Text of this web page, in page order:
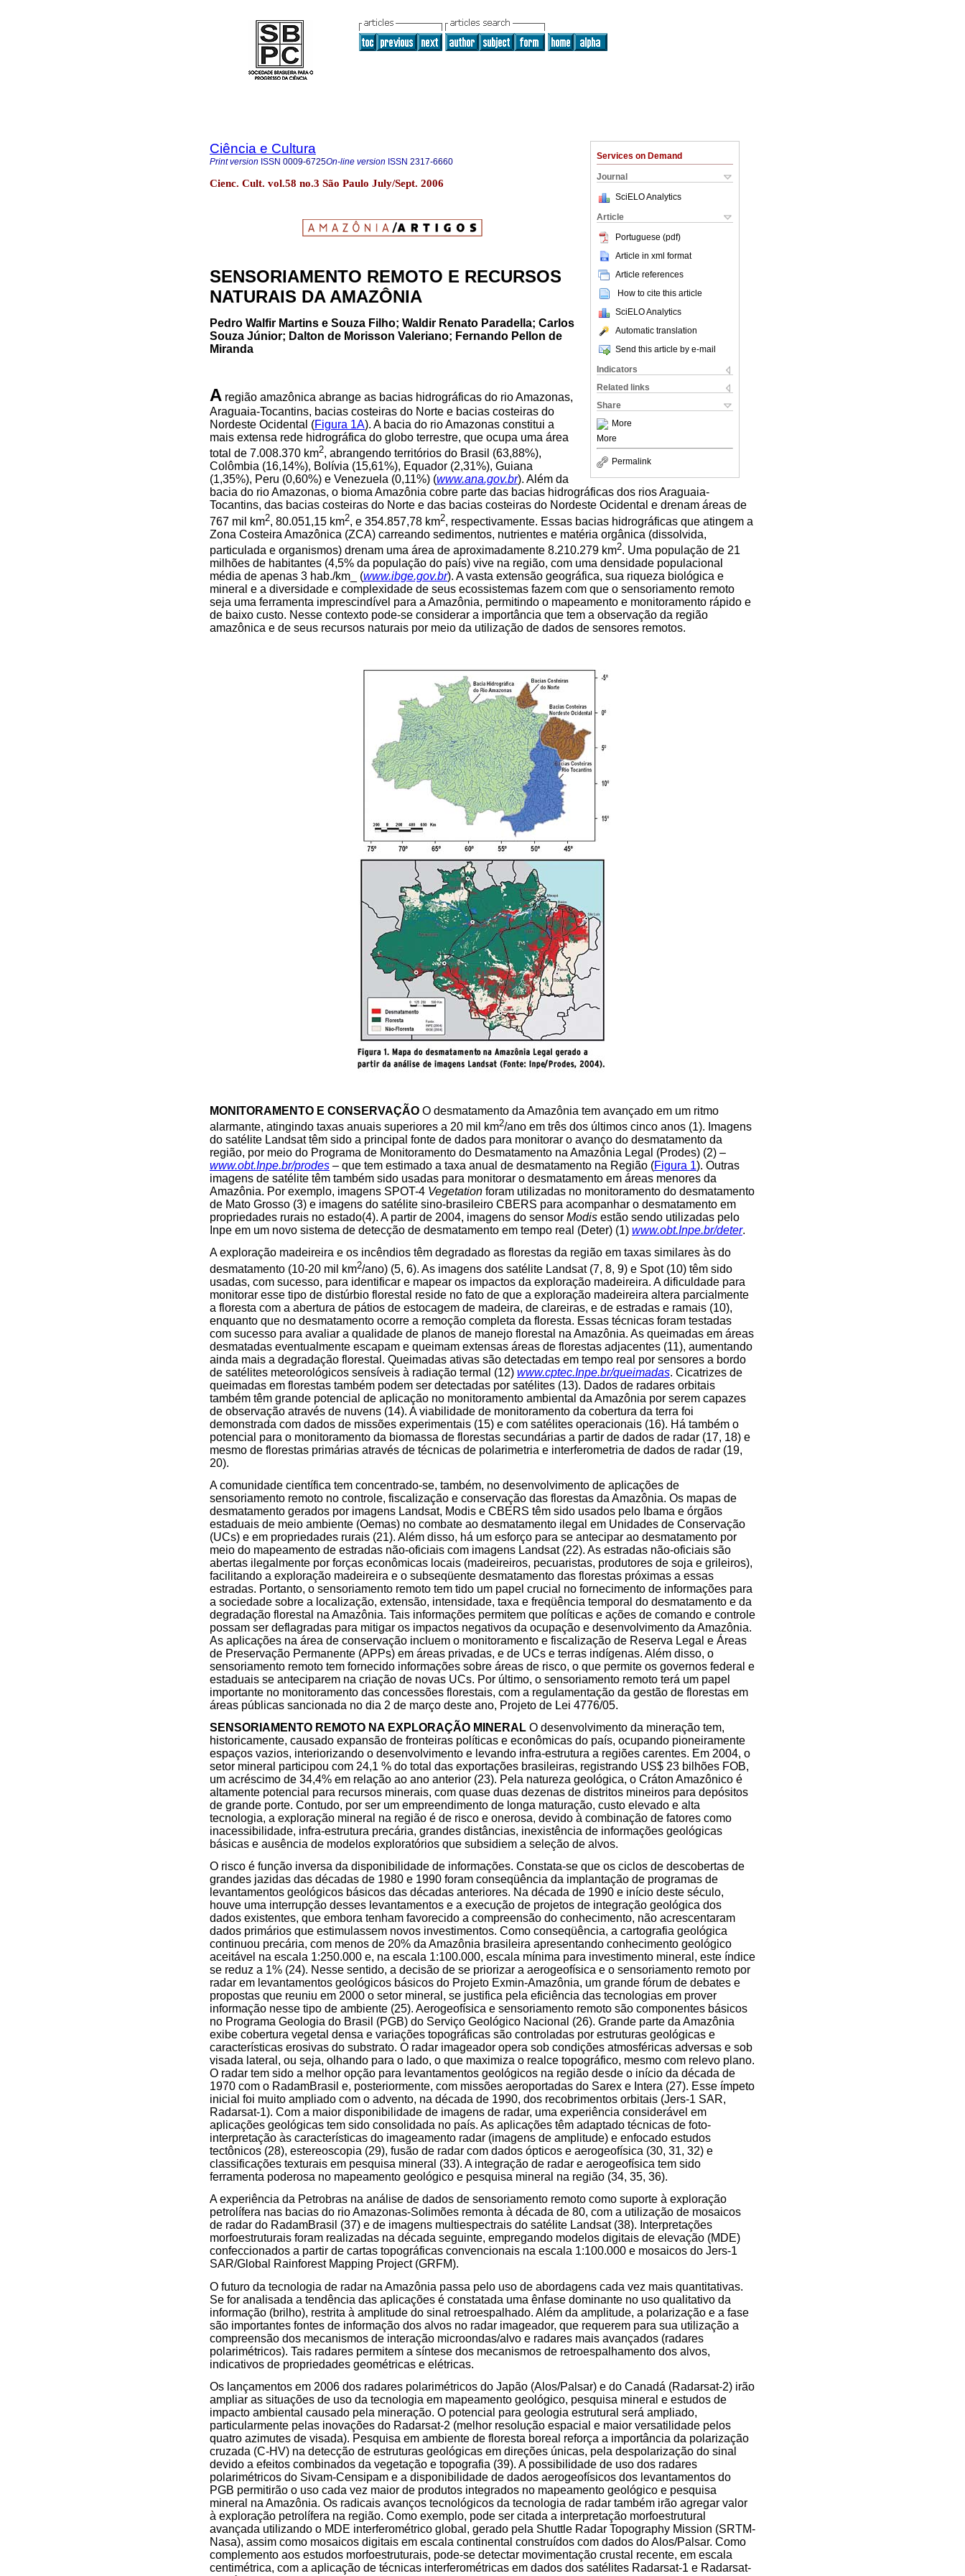
Services on Demand
Journal
SciELO Analytics
Article
Portuguese (pdf)
Article in xml format
Article references
How to cite this article
SciELO Analytics
Automatic translation
Send this article by e-mail
Indicators
Related links
Share
More
More
Permalink
Ciência e Cultura
Print version ISSN 0009-6725On-line version ISSN 2317-6660
Cienc. Cult. vol.58 no.3 São Paulo July/Sept. 2006
SENSORIAMENTO REMOTO E RECURSOS
NATURAIS DA AMAZÔNIA
Pedro Walfir Martins e Souza Filho; Waldir Renato Paradella; Carlos
Souza Júnior; Dalton de Morisson Valeriano; Fernando Pellon de
Miranda
A região amazônica abrange as bacias hidrográficas do rio Amazonas,
Araguaia-Tocantins, bacias costeiras do Norte e bacias costeiras do
Nordeste Ocidental (Figura 1A). A bacia do rio Amazonas constitui a
mais extensa rede hidrográfica do globo terrestre, que ocupa uma área
total de 7.008.370 km2, abrangendo territórios do Brasil (63,88%),
Colômbia (16,14%), Bolívia (15,61%), Equador (2,31%), Guiana
(1,35%), Peru (0,60%) e Venezuela (0,11%) (www.ana.gov.br). Além da
bacia do rio Amazonas, o bioma Amazônia cobre parte das bacias hidrográficas dos rios Araguaia-
Tocantins, das bacias costeiras do Norte e das bacias costeiras do Nordeste Ocidental e drenam áreas de
767 mil km2, 80.051,15 km2, e 354.857,78 km2, respectivamente. Essas bacias hidrográficas que atingem a
Zona Costeira Amazônica (ZCA) carreando sedimentos, nutrientes e matéria orgânica (dissolvida,
particulada e organismos) drenam uma área de aproximadamente 8.210.279 km2. Uma população de 21
milhões de habitantes (4,5% da população do país) vive na região, com uma densidade populacional
média de apenas 3 hab./km_ (www.ibge.gov.br). A vasta extensão geográfica, sua riqueza biológica e
mineral e a diversidade e complexidade de seus ecossistemas fazem com que o sensoriamento remoto
seja uma ferramenta imprescindível para a Amazônia, permitindo o mapeamento e monitoramento rápido e
de baixo custo. Nesse contexto pode-se considerar a importância que tem a observação da região
amazônica e de seus recursos naturais por meio da utilização de dados de sensores remotos.
MONITORAMENTO E CONSERVAÇÃO O desmatamento da Amazônia tem avançado em um ritmo
alarmante, atingindo taxas anuais superiores a 20 mil km2/ano em três dos últimos cinco anos (1). Imagens
do satélite Landsat têm sido a principal fonte de dados para monitorar o avanço do desmatamento da
região, por meio do Programa de Monitoramento do Desmatamento na Amazônia Legal (Prodes) (2) –
www.obt.Inpe.br/prodes – que tem estimado a taxa anual de desmatamento na Região (Figura 1). Outras
imagens de satélite têm também sido usadas para monitorar o desmatamento em áreas menores da
Amazônia. Por exemplo, imagens SPOT-4 Vegetation foram utilizadas no monitoramento do desmatamento
de Mato Grosso (3) e imagens do satélite sino-brasileiro CBERS para acompanhar o desmatamento em
propriedades rurais no estado(4). A partir de 2004, imagens do sensor Modis estão sendo utilizadas pelo
Inpe em um novo sistema de detecção de desmatamento em tempo real (Deter) (1) www.obt.Inpe.br/deter.
A exploração madeireira e os incêndios têm degradado as florestas da região em taxas similares às do
desmatamento (10-20 mil km2/ano) (5, 6). As imagens dos satélite Landsat (7, 8, 9) e Spot (10) têm sido
usadas, com sucesso, para identificar e mapear os impactos da exploração madeireira. A dificuldade para
monitorar esse tipo de distúrbio florestal reside no fato de que a exploração madeireira altera parcialmente
a floresta com a abertura de pátios de estocagem de madeira, de clareiras, e de estradas e ramais (10),
enquanto que no desmatamento ocorre a remoção completa da floresta. Essas técnicas foram testadas
com sucesso para avaliar a qualidade de planos de manejo florestal na Amazônia. As queimadas em áreas
desmatadas eventualmente escapam e queimam extensas áreas de florestas adjacentes (11), aumentando
ainda mais a degradação florestal. Queimadas ativas são detectadas em tempo real por sensores a bordo
de satélites meteorológicos sensíveis à radiação termal (12) www.cptec.Inpe.br/queimadas. Cicatrizes de
queimadas em florestas também podem ser detectadas por satélites (13). Dados de radares orbitais
também têm grande potencial de aplicação no monitoramento ambiental da Amazônia por serem capazes
de observação através de nuvens (14). A viabilidade de monitoramento da cobertura da terra foi
demonstrada com dados de missões experimentais (15) e com satélites operacionais (16). Há também o
potencial para o monitoramento da biomassa de florestas secundárias a partir de dados de radar (17, 18) e
mesmo de florestas primárias através de técnicas de polarimetria e interferometria de dados de radar (19,
20).
A comunidade científica tem concentrado-se, também, no desenvolvimento de aplicações de
sensoriamento remoto no controle, fiscalização e conservação das florestas da Amazônia. Os mapas de
desmatamento gerados por imagens Landsat, Modis e CBERS têm sido usados pelo Ibama e órgãos
estaduais de meio ambiente (Oemas) no combate ao desmatamento ilegal em Unidades de Conservação
(UCs) e em propriedades rurais (21). Além disso, há um esforço para se antecipar ao desmatamento por
meio do mapeamento de estradas não-oficiais com imagens Landsat (22). As estradas não-oficiais são
abertas ilegalmente por forças econômicas locais (madeireiros, pecuaristas, produtores de soja e grileiros),
facilitando a exploração madeireira e o subseqüente desmatamento das florestas próximas a essas
estradas. Portanto, o sensoriamento remoto tem tido um papel crucial no fornecimento de informações para
a sociedade sobre a localização, extensão, intensidade, taxa e freqüência temporal do desmatamento e da
degradação florestal na Amazônia. Tais informações permitem que políticas e ações de comando e controle
possam ser deflagradas para mitigar os impactos negativos da ocupação e desenvolvimento da Amazônia.
As aplicações na área de conservação incluem o monitoramento e fiscalização de Reserva Legal e Áreas
de Preservação Permanente (APPs) em áreas privadas, e de UCs e terras indígenas. Além disso, o
sensoriamento remoto tem fornecido informações sobre áreas de risco, o que permite os governos federal e
estaduais se anteciparem na criação de novas UCs. Por último, o sensoriamento remoto terá um papel
importante no monitoramento das concessões florestais, com a regulamentação da gestão de florestas em
áreas públicas sancionada no dia 2 de março deste ano, Projeto de Lei 4776/05.
SENSORIAMENTO REMOTO NA EXPLORAÇÃO MINERAL O desenvolvimento da mineração tem,
historicamente, causado expansão de fronteiras políticas e econômicas do país, ocupando pioneiramente
espaços vazios, interiorizando o desenvolvimento e levando infra-estrutura a regiões carentes. Em 2004, o
setor mineral participou com 24,1 % do total das exportações brasileiras, registrando US$ 23 bilhões FOB,
um acréscimo de 34,4% em relação ao ano anterior (23). Pela natureza geológica, o Cráton Amazônico é
altamente potencial para recursos minerais, com quase duas dezenas de distritos mineiros para depósitos
de grande porte. Contudo, por ser um empreendimento de longa maturação, custo elevado e alta
tecnologia, a exploração mineral na região é de risco e onerosa, devido à combinação de fatores como
inacessibilidade, infra-estrutura precária, grandes distâncias, inexistência de informações geológicas
básicas e ausência de modelos exploratórios que subsidiem a seleção de alvos.
O risco é função inversa da disponibilidade de informações. Constata-se que os ciclos de descobertas de
grandes jazidas das décadas de 1980 e 1990 foram conseqüência da implantação de programas de
levantamentos geológicos básicos das décadas anteriores. Na década de 1990 e início deste século,
houve uma interrupção desses levantamentos e a execução de projetos de integração geológica dos
dados existentes, que embora tenham favorecido a compreensão do conhecimento, não acrescentaram
dados primários que estimulassem novos investimentos. Como conseqüência, a cartografia geológica
continuou precária, com menos de 20% da Amazônia brasileira apresentando conhecimento geológico
aceitável na escala 1:250.000 e, na escala 1:100.000, escala mínima para investimento mineral, este índice
se reduz a 1% (24). Nesse sentido, a decisão de se priorizar a aerogeofísica e o sensoriamento remoto por
radar em levantamentos geológicos básicos do Projeto Exmin-Amazônia, um grande fórum de debates e
propostas que reuniu em 2000 o setor mineral, se justifica pela eficiência das tecnologias em prover
informação nesse tipo de ambiente (25). Aerogeofísica e sensoriamento remoto são componentes básicos
no Programa Geologia do Brasil (PGB) do Serviço Geológico Nacional (26). Grande parte da Amazônia
exibe cobertura vegetal densa e variações topográficas são controladas por estruturas geológicas e
características erosivas do substrato. O radar imageador opera sob condições atmosféricas adversas e sob
visada lateral, ou seja, olhando para o lado, o que maximiza o realce topográfico, mesmo com relevo plano.
O radar tem sido a melhor opção para levantamentos geológicos na região desde o início da década de
1970 com o RadamBrasil e, posteriormente, com missões aeroportadas do Sarex e Intera (27). Esse ímpeto
inicial foi muito ampliado com o advento, na década de 1990, dos recobrimentos orbitais (Jers-1 SAR,
Radarsat-1). Com a maior disponibilidade de imagens de radar, uma experiência considerável em
aplicações geológicas tem sido consolidada no país. As aplicações têm adaptado técnicas de foto-
interpretação às características do imageamento radar (imagens de amplitude) e enfocado estudos
tectônicos (28), estereoscopia (29), fusão de radar com dados ópticos e aerogeofísica (30, 31, 32) e
classificações texturais em pesquisa mineral (33). A integração de radar e aerogeofísica tem sido
ferramenta poderosa no mapeamento geológico e pesquisa mineral na região (34, 35, 36).
A experiência da Petrobras na análise de dados de sensoriamento remoto como suporte à exploração
petrolífera nas bacias do rio Amazonas-Solimões remonta à década de 80, com a utilização de mosaicos
de radar do RadamBrasil (37) e de imagens multiespectrais do satélite Landsat (38). Interpretações
morfoestruturais foram realizadas na década seguinte, empregando modelos digitais de elevação (MDE)
confeccionados a partir de cartas topográficas convencionais na escala 1:100.000 e mosaicos do Jers-1
SAR/Global Rainforest Mapping Project (GRFM).
O futuro da tecnologia de radar na Amazônia passa pelo uso de abordagens cada vez mais quantitativas.
Se for analisada a tendência das aplicações é constatada uma ênfase dominante no uso qualitativo da
informação (brilho), restrita à amplitude do sinal retroespalhado. Além da amplitude, a polarização e a fase
são importantes fontes de informação dos alvos no radar imageador, que requerem para sua utilização a
compreensão dos mecanismos de interação microondas/alvo e radares mais avançados (radares
polarimétricos). Tais radares permitem a síntese dos mecanismos de retroespalhamento dos alvos,
indicativos de propriedades geométricas e elétricas.
Os lançamentos em 2006 dos radares polarimétricos do Japão (Alos/Palsar) e do Canadá (Radarsat-2) irão
ampliar as situações de uso da tecnologia em mapeamento geológico, pesquisa mineral e estudos de
impacto ambiental causado pela mineração. O potencial para geologia estrutural será ampliado,
particularmente pelas inovações do Radarsat-2 (melhor resolução espacial e maior versatilidade pelos
quatro azimutes de visada). Pesquisa em ambiente de floresta boreal reforça a importância da polarização
cruzada (C-HV) na detecção de estruturas geológicas em direções únicas, pela despolarização do sinal
devido a efeitos combinados da vegetação e topografia (39). A possibilidade de uso dos radares
polarimétricos do Sivam-Censipam e a disponibilidade de dados aerogeofísicos dos levantamentos do
PGB permitirão o uso cada vez maior de produtos integrados no mapeamento geológico e pesquisa
mineral na Amazônia. Os radicais avanços tecnológicos da tecnologia de radar também irão agregar valor
à exploração petrolífera na região. Como exemplo, pode ser citada a interpretação morfoestrutural
avançada utilizando o MDE interferométrico global, gerado pela Shuttle Radar Topography Mission (SRTM-
Nasa), assim como mosaicos digitais em escala continental construídos com dados do Alos/Palsar. Como
complemento aos estudos morfoestruturais, pode-se detectar movimentação crustal recente, em escala
centimétrica, com a aplicação de técnicas interferométricas em dados dos satélites Radarsat-1 e Radarsat-